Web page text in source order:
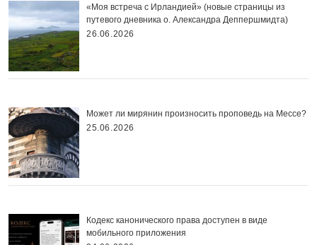
«Моя встреча с Ирландией» (новые страницы из
путевого дневника о. Александра Деппершмидта)
26.06.2026
Может ли мирянин произносить проповедь на Мессе?
25.06.2026
Кодекс канонического права доступен в виде
мобильного приложения